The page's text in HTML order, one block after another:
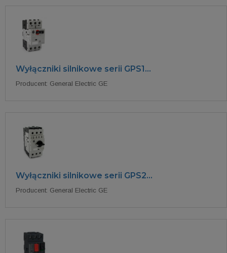
Wyłączniki silnikowe serii GPS1...
Producent: General Electric GE
Wyłączniki silnikowe serii GPS2...
Producent: General Electric GE